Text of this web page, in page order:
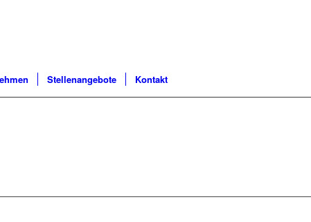
Stellenangebote Kontakt